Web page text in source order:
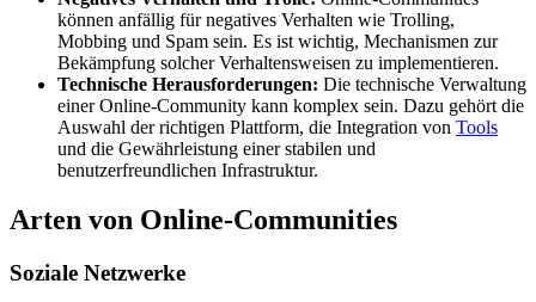
können anfällig für negatives Verhalten wie Trolling,
Mobbing und Spam sein. Es ist wichtig, Mechanismen zur
Bekämpfung solcher Verhaltensweisen zu implementieren.
Technische Herausforderungen: Die technische Verwaltung
einer Online-Community kann komplex sein. Dazu gehört die
Auswahl der richtigen Plattform, die Integration von Tools
und die Gewährleistung einer stabilen und
benutzerfreundlichen Infrastruktur.
Arten von Online-Communities
Soziale Netzwerke